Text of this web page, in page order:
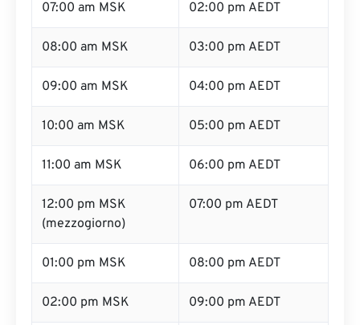
07:00 am MSK 02:00 pm AEDT
08:00 am MSK 03:00 pm AEDT
09:00 am MSK 04:00 pm AEDT
10:00 am MSK 05:00 pm AEDT
11:00 am MSK 06:00 pm AEDT
12:00 pm MSK
(mezzogiorno)
07:00 pm AEDT
01:00 pm MSK 08:00 pm AEDT
02:00 pm MSK 09:00 pm AEDT